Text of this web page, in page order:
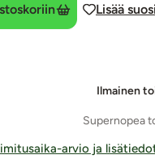
Lisää
Ilmainen
Supernopea
arvio ja